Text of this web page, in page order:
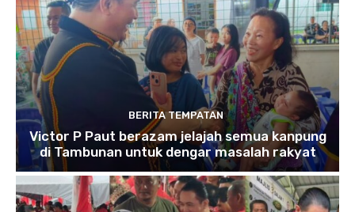
BERITA TEMPATAN
Victor P Paut berazam jelajah semua kanpung
di Tambunan untuk dengar masalah rakyat